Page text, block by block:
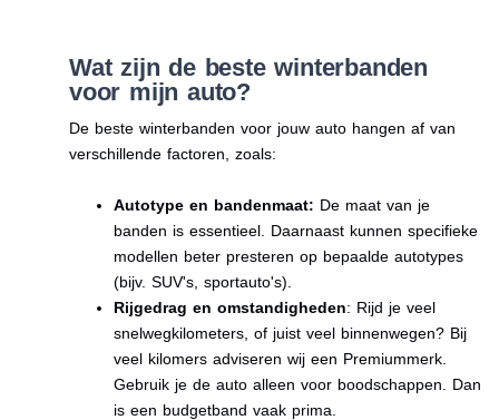
Wat zijn de beste winterbanden
voor mijn auto?
De beste winterbanden voor jouw auto hangen af van
verschillende factoren, zoals:
Autotype en bandenmaat: De maat van je
banden is essentieel. Daarnaast kunnen specifieke
modellen beter presteren op bepaalde autotypes
(bijv. SUV's, sportauto's).
Rijgedrag en omstandigheden: Rijd je veel
snelwegkilometers, of juist veel binnenwegen? Bij
veel kilomers adviseren wij een Premiummerk.
Gebruik je de auto alleen voor boodschappen. Dan
is een budgetband vaak prima.